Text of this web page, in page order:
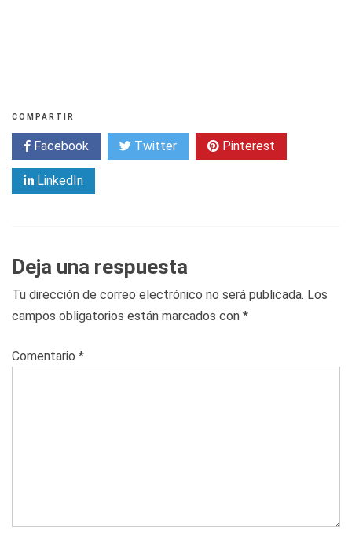
COMPARTIR
Facebook Twitter Pinterest
LinkedIn
Deja una respuesta
Tu dirección de correo electrónico no será publicada. Los
campos obligatorios están marcados con *
Comentario *